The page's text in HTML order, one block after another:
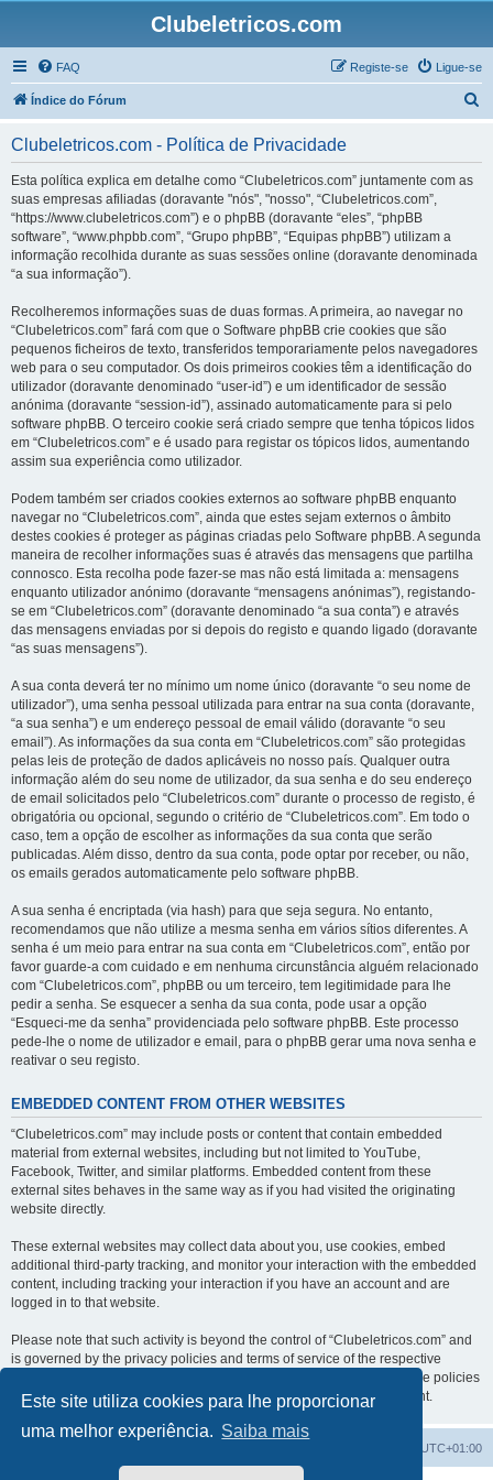
Este site utiliza cookies para lhe proporcionar
uma melhor experiência. Saiba mais
Clubeletricos.com
FAQ Ligue-se
Registe-se
Índice do Fórum
Clubeletricos.com - Política de Privacidade
Esta política explica em detalhe como “Clubeletricos.com” juntamente com as
suas empresas afiliadas (doravante "nós", "nosso", “Clubeletricos.com”,
“https://www.clubeletricos.com”) e o phpBB (doravante “eles”, “phpBB
software”, “www.phpbb.com”, “Grupo phpBB”, “Equipas phpBB”) utilizam a
informação recolhida durante as suas sessões online (doravante denominada
“a sua informação”).
Recolheremos informações suas de duas formas. A primeira, ao navegar no
“Clubeletricos.com” fará com que o Software phpBB crie cookies que são
pequenos ficheiros de texto, transferidos temporariamente pelos navegadores
web para o seu computador. Os dois primeiros cookies têm a identificação do
utilizador (doravante denominado “user-id”) e um identificador de sessão
anónima (doravante “session-id”), assinado automaticamente para si pelo
software phpBB. O terceiro cookie será criado sempre que tenha tópicos lidos
em “Clubeletricos.com” e é usado para registar os tópicos lidos, aumentando
assim sua experiência como utilizador.
Podem também ser criados cookies externos ao software phpBB enquanto
navegar no “Clubeletricos.com”, ainda que estes sejam externos o âmbito
destes cookies é proteger as páginas criadas pelo Software phpBB. A segunda
maneira de recolher informações suas é através das mensagens que partilha
connosco. Esta recolha pode fazer-se mas não está limitada a: mensagens
enquanto utilizador anónimo (doravante “mensagens anónimas”), registando-
se em “Clubeletricos.com” (doravante denominado “a sua conta”) e através
das mensagens enviadas por si depois do registo e quando ligado (doravante
“as suas mensagens”).
A sua conta deverá ter no mínimo um nome único (doravante “o seu nome de
utilizador”), uma senha pessoal utilizada para entrar na sua conta (doravante,
“a sua senha”) e um endereço pessoal de email válido (doravante “o seu
email”). As informações da sua conta em “Clubeletricos.com” são protegidas
pelas leis de proteção de dados aplicáveis no nosso país. Qualquer outra
informação além do seu nome de utilizador, da sua senha e do seu endereço
de email solicitados pelo “Clubeletricos.com” durante o processo de registo, é
obrigatória ou opcional, segundo o critério de “Clubeletricos.com”. Em todo o
caso, tem a opção de escolher as informações da sua conta que serão
publicadas. Além disso, dentro da sua conta, pode optar por receber, ou não,
os emails gerados automaticamente pelo software phpBB.
A sua senha é encriptada (via hash) para que seja segura. No entanto,
recomendamos que não utilize a mesma senha em vários sítios diferentes. A
senha é um meio para entrar na sua conta em “Clubeletricos.com”, então por
favor guarde-a com cuidado e em nenhuma circunstância alguém relacionado
com “Clubeletricos.com”, phpBB ou um terceiro, tem legitimidade para lhe
pedir a senha. Se esquecer a senha da sua conta, pode usar a opção
“Esqueci-me da senha” providenciada pelo software phpBB. Este processo
pede-lhe o nome de utilizador e email, para o phpBB gerar uma nova senha e
reativar o seu registo.
EMBEDDED CONTENT FROM OTHER WEBSITES
“Clubeletricos.com” may include posts or content that contain embedded
material from external websites, including but not limited to YouTube,
Facebook, Twitter, and similar platforms. Embedded content from these
external sites behaves in the same way as if you had visited the originating
website directly.
These external websites may collect data about you, use cookies, embed
additional third-party tracking, and monitor your interaction with the embedded
content, including tracking your interaction if you have an account and are
logged in to that website.
Please note that such activity is beyond the control of “Clubeletricos.com” and
is governed by the privacy policies and terms of service of the respective
external websites. We encourage you to review the privacy and cookie policies
of any third-party services you interact with through embedded content.
UTC+01:00